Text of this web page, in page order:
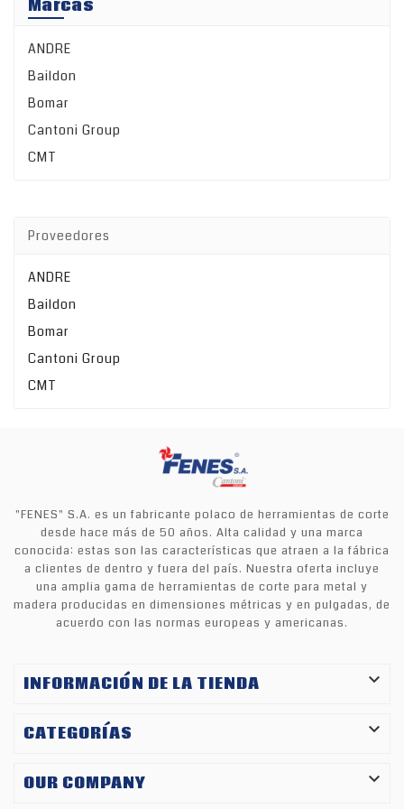
excepcionales
en una
variedad
de
condiciones
de
mecanizado.
Gracias al
innovador
mecanizado.
Gracias al
innovador
enfoque
de...
Marcas
ANDRE
Baildon
Bomar
Cantoni Group
CMT
Proveedores
ANDRE
Baildon
Bomar
Cantoni Group
CMT
"FENES" S.A. es un fabricante polaco de herramientas de corte
desde hace más de 50 años. Alta calidad y una marca
conocida: estas son las características que atraen a la fábrica
a clientes de dentro y fuera del país. Nuestra oferta incluye
una amplia gama de herramientas de corte para metal y
madera producidas en dimensiones métricas y en pulgadas, de
acuerdo con las normas europeas y americanas.
INFORMACIÓN DE LA TIENDA 
CATEGORÍAS 
OUR COMPANY 